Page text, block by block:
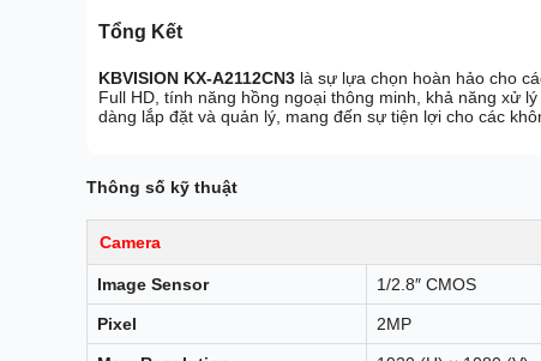
Tổng Kết
KBVISION KX-A2112CN3 là sự lựa chọn hoàn hảo cho
Full HD, tính năng hồng ngoại thông minh, khả năng xử
dàng lắp đặt và quản lý, mang đến sự tiện lợi cho các
Thông số kỹ thuật
Camera
Image Sensor 1/2.8″ CMOS
Pixel 2MP